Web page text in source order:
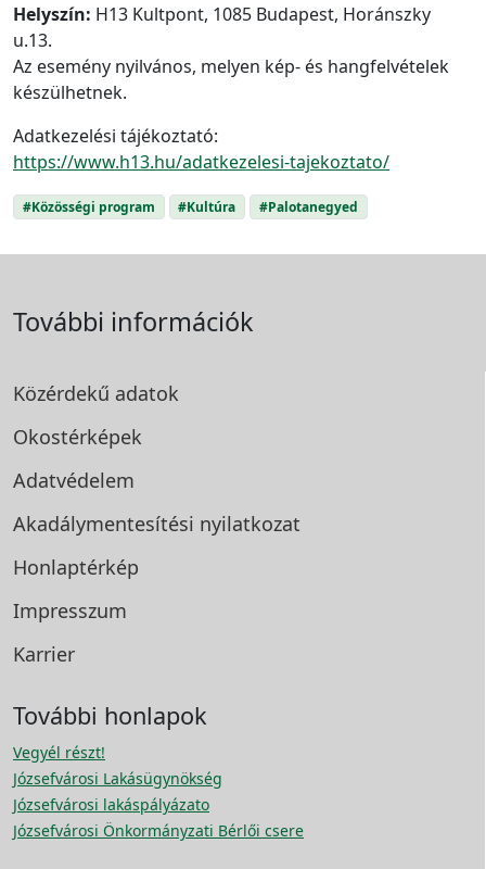
Helyszín: H13 Kultpont, 1085 Budapest, Horánszky
u.13.
Az esemény nyilvános, melyen kép- és hangfelvételek
készülhetnek.
Adatkezelési tájékoztató:
https://www.h13.hu/adatkezelesi-tajekoztato/
#Közösségi program #Kultúra #Palotanegyed
További információk
Közérdekű adatok
Okostérképek
Adatvédelem
Akadálymentesítési nyilatkozat
Honlaptérkép
Impresszum
Karrier
További honlapok
Vegyél részt!
Józsefvárosi Lakásügynökség
Józsefvárosi lakáspályázato
Józsefvárosi Önkormányzati Bérlői csere